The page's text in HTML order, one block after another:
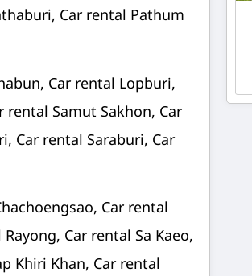
Car rental Pathum
Car rental Lopburi,
rental Samut Sakhon, Car
Car rental Saraburi, Car
Car rental
Car rental Sa Kaeo,
Khiri Khan, Car rental